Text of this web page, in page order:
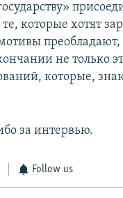
которые хотят
преобладают,
не только
которые,
за интервью.
Follow us